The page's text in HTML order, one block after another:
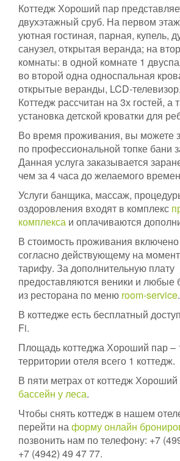
Коттедж Хороший пар
двухэтажный сруб. На первом
уютная гостиная, парная, купель,
санузел, открытая веранда; на
комнаты: в одной комнате 1
во второй одна односпальная
открытые веранды, LCD-
Коттедж рассчитан на 3х гостей, а
установка детской кроватки для
Во время проживания, вы можете
по профессиональной топке бани
Данная услуга заказывается
чем за 4 часа до желаемого
Услуги банщика, массаж,
оздоровления входят в комплекс
комплекса и оплачиваются
В стоимость проживания
согласно действующему на
тарифу. За дополнительную плату
предоставляются веники и любые
из ресторана по меню room-service.
В коттедже есть бесплатный
Fi.
Площадь коттеджа Хороший пар –
территории отеля всего 1 коттедж.
В пяти метрах от коттедж
бассейн у леса.
Чтобы снять коттедж в нашем
перейти наформу онлайн
позвонить нам по телефону: +7
+7 (4942) 49 47 77.